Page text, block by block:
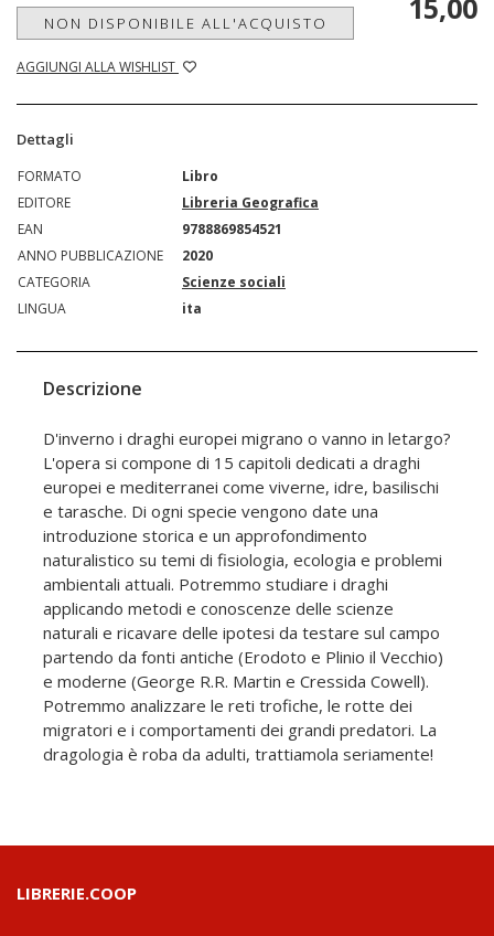
NON DISPONIBILE ALL'ACQUISTO
AGGIUNGI ALLA WISHLIST
15,00
Dettagli
FORMATO
Libro
EDITORE
Libreria Geografica
EAN
9788869854521
ANNO PUBBLICAZIONE
2020
CATEGORIA
Scienze sociali
LINGUA
ita
Descrizione
D'inverno i draghi europei migrano o vanno in letargo?
L'opera si compone di 15 capitoli dedicati a draghi
europei e mediterranei come viverne, idre, basilischi
e tarasche. Di ogni specie vengono date una
introduzione storica e un approfondimento
naturalistico su temi di fisiologia, ecologia e problemi
ambientali attuali. Potremmo studiare i draghi
applicando metodi e conoscenze delle scienze
naturali e ricavare delle ipotesi da testare sul campo
partendo da fonti antiche (Erodoto e Plinio il Vecchio)
e moderne (George R.R. Martin e Cressida Cowell).
Potremmo analizzare le reti trofiche, le rotte dei
migratori e i comportamenti dei grandi predatori. La
dragologia è roba da adulti, trattiamola seriamente!
LIBRERIE.COOP